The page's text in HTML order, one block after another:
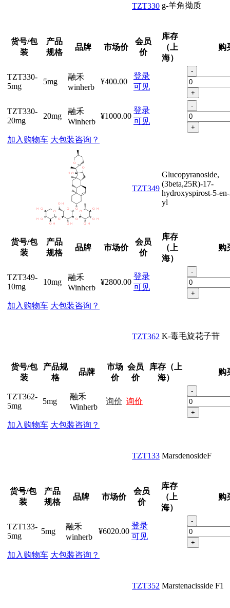
TZT330 g-羊角拗质
货号/包
装
产品
规格
品牌 市场价
会员
价
库存
（上
海）
购
TZT330-
5mg
5mg
融禾
winherb
¥400.00
登录
可见
-
+
TZT330-
20mg
20mg
融禾
Winherb
¥1000.00
登录
可见
-
+
加入购物车 大包装咨询？
TZT349
Glucopyranoside,
(3beta,25R)-17-
hydroxyspirost-5-
yl
货号/包
装
产品
规格
品牌 市场价
会员
价
库存
（上
海）
购
TZT349-
10mg
10mg
融禾
Winherb
¥2800.00
登录
可见
-
+
加入购物车 大包装咨询？
TZT362 K-毒毛旋花子苷
货号/包
装
产品规
格
品牌
市场
价
会员
价
库存（上
海）
购
TZT362-
5mg
5mg
融禾
Winherb
询价 询价
-
+
加入购物车 大包装咨询？
TZT133 MarsdenosideF
货号/包
装
产品
规格
品牌 市场价
会员
价
库存
（上
海）
购
TZT133-
5mg
5mg
融禾
winherb
¥6020.00
登录
可见
-
+
加入购物车 大包装咨询？
TZT352 Marstenacisside F1